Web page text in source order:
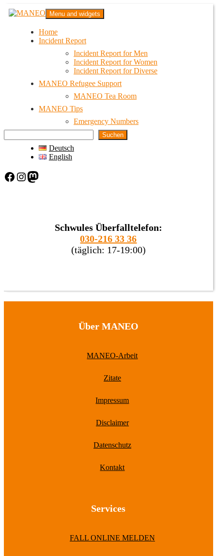
Skip
to MANEO
Das schwule Anti-Gewalt-Projekt in Berlin
Menu and widgets
Home
Incident Report
Incident Report for Men
Incident Report for Women
Incident Report for Diverse
MANEO Refugee Support
MANEO Tea Room
MANEO Tips
Emergency Numbers
Suchen
Deutsch
English
Facebook Instagram Mastodon
Schwules Überfalltelefon:
030-216 33 36
(täglich: 17-19:00)
Über MANEO
MANEO-Arbeit
Zitate
Impressum
Disclaimer
Datenschutz
Kontakt
Services
FALL ONLINE MELDEN